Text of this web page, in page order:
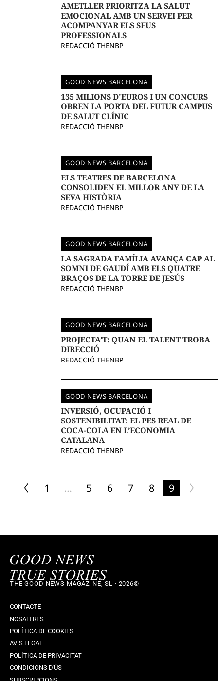
AMETLLER PRIORITZA LA SALUT
EMOCIONAL AMB UN SERVEI PER
ACOMPANYAR ELS SEUS
PROFESSIONALS
REDACCIÓ THENBP
GOOD NEWS BARCELONA
135 MILIONS D'EUROS I UN CONCURS
OBREN LA PORTA DEL FUTUR CAMPUS
DE SALUT CLÍNIC
REDACCIÓ THENBP
GOOD NEWS BARCELONA
ELS TEATRES DE BARCELONA
CONSOLIDEN EL MILLOR ANY DE LA
SEVA HISTÒRIA
REDACCIÓ THENBP
GOOD NEWS BARCELONA
LA SAGRADA FAMÍLIA AVANÇA CAP AL
SOMNI DE GAUDÍ AMB ELS QUATRE
BRAÇOS DE LA TORRE DE JESÚS
REDACCIÓ THENBP
GOOD NEWS BARCELONA
PROJECTA’T: QUAN EL TALENT TROBA
DIRECCIÓ
REDACCIÓ THENBP
GOOD NEWS BARCELONA
INVERSIÓ, OCUPACIÓ I
SOSTENIBILITAT: EL PES REAL DE
COCA-COLA EN L’ECONOMIA
CATALANA
REDACCIÓ THENBP
1 … 5 6 7 8 9
THE GOOD NEWS MAGAZINE, SL · 2026©
CONTACTE
NOSALTRES
POLÍTICA DE COOKIES
AVÍS LEGAL
POLÍTICA DE PRIVACITAT
CONDICIONS D'ÚS